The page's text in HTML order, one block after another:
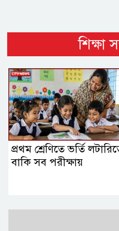
শিক্ষা
প্রথম শ্রেণিতে ভর্তি
বাকি সব পরীক্ষায়